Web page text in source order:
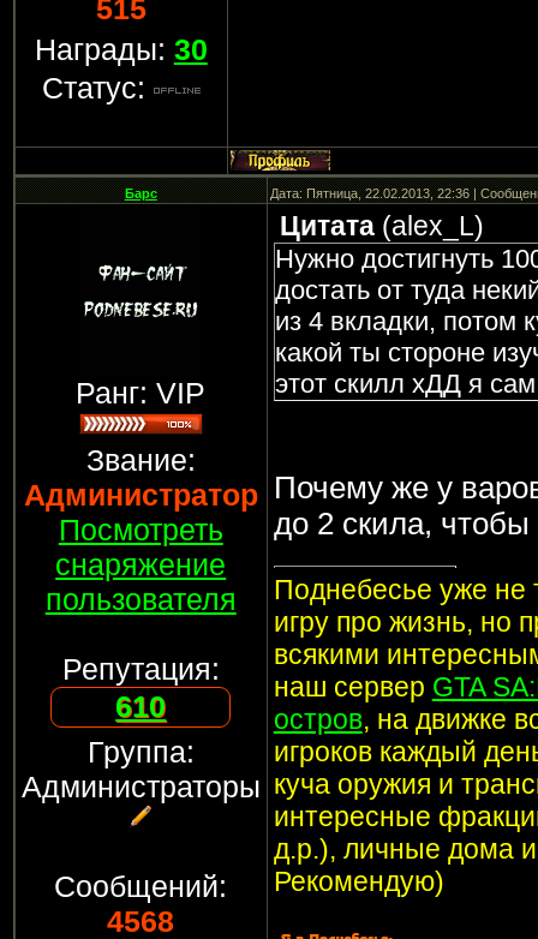
515
Награды: 30
Статус:
Барс Дата: Пятница, 22.02.2013, 22:36 |
Ранг: VIP
Звание:
Администратор
Посмотреть
снаряжение
пользователя
Репутация:
610
Группа:
Администраторы
Сообщений:
4568
Цитата(alex_L)
Нужно достигнуть
достать от туда
из 4 вкладки, потом
какой ты стороне
этот скилл хДД я
Почему же у
до 2 скила,
Поднебесье уже не
игру про жизнь, но
всякими
наш сервер GTA
остров, на движке
игроков каждый
куча оружия и
интересные
д.р.), личные дома
Рекомендую)